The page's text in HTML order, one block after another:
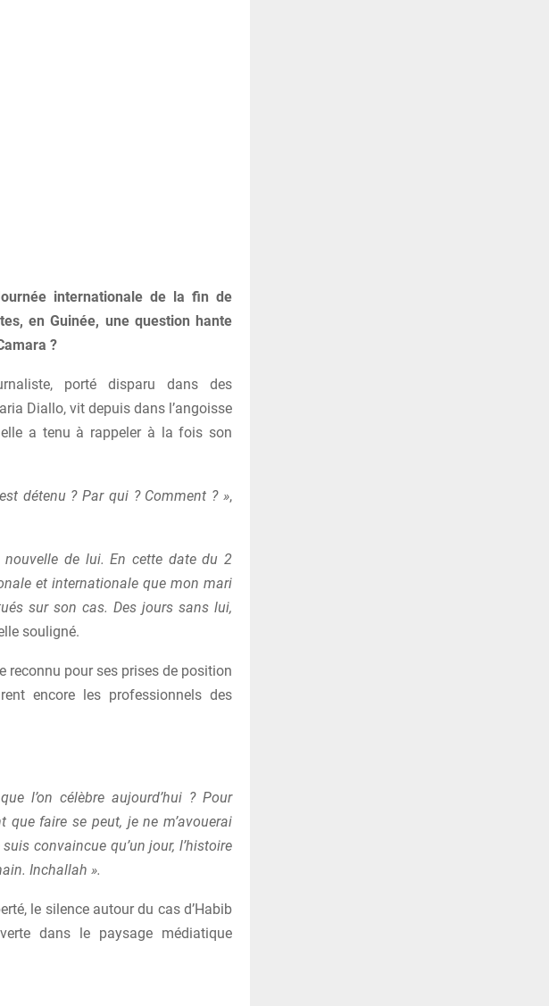
internationale de la fin de
en Guinée, une question hante
?
porté disparu dans des
Diallo, vit depuis dans l’angoisse
elle a tenu à rappeler à la fois son
détenu ? Par qui ? Comment ? »,
de lui. En cette date du 2
et internationale que mon mari
sur son cas. Des jours sans lui,
souligné.
reconnu pour ses prises de position
encore les professionnels des
l’on célèbre aujourd’hui ? Pour
que faire se peut, je ne m’avouerai
convaincue qu’un jour, l’histoire
Inchallah ».
le silence autour du cas d’Habib
dans le paysage médiatique